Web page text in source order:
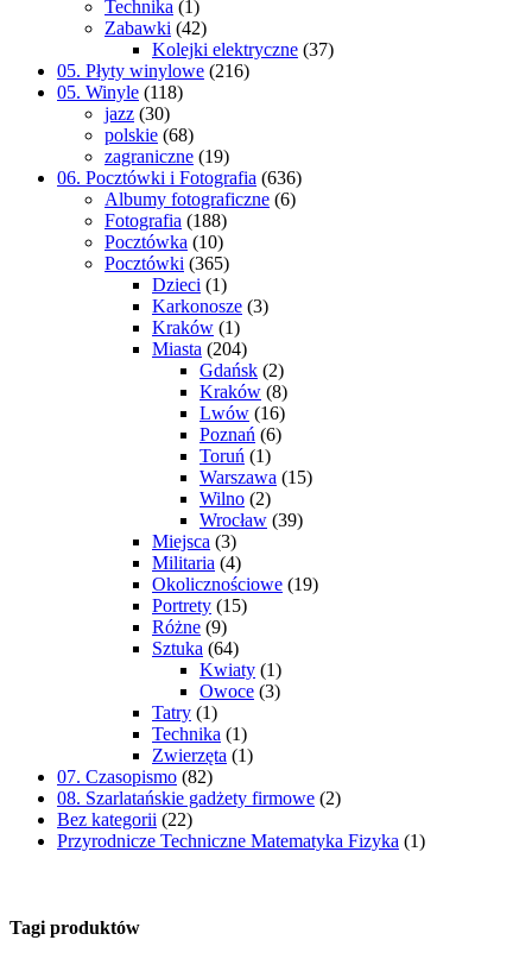
Technika (1)
Zabawki (42)
Kolejki elektryczne (37)
05. Płyty winylowe (216)
05. Winyle (118)
jazz (30)
polskie (68)
zagraniczne (19)
06. Pocztówki i Fotografia (636)
Albumy fotograficzne (6)
Fotografia (188)
Pocztówka (10)
Pocztówki (365)
Dzieci (1)
Karkonosze (3)
Kraków (1)
Miasta (204)
Gdańsk (2)
Kraków (8)
Lwów (16)
Poznań (6)
Toruń (1)
Warszawa (15)
Wilno (2)
Wrocław (39)
Miejsca (3)
Militaria (4)
Okolicznościowe (19)
Portrety (15)
Różne (9)
Sztuka (64)
Kwiaty (1)
Owoce (3)
Tatry (1)
Technika (1)
Zwierzęta (1)
07. Czasopismo (82)
08. Szarlatańskie gadżety firmowe (2)
Bez kategorii (22)
Przyrodnicze Techniczne Matematyka Fizyka (1)
Tagi produktów